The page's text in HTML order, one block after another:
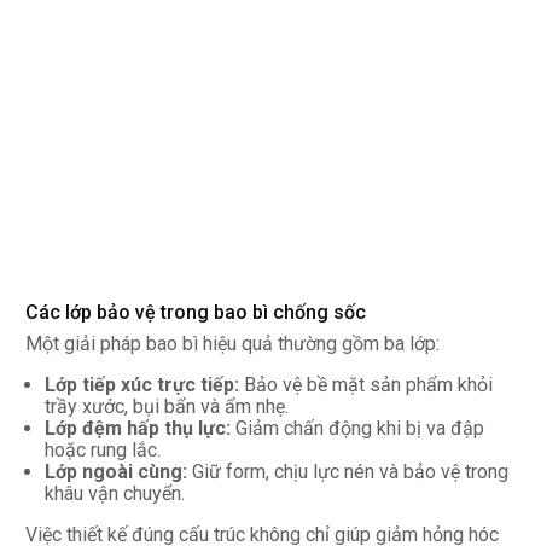
Các lớp bảo vệ trong bao bì chống sốc
Một giải pháp bao bì hiệu quả thường gồm ba lớp:
Lớp tiếp xúc trực tiếp: Bảo vệ bề mặt sản phẩm khỏi
trầy xước, bụi bẩn và ẩm nhẹ.
Lớp đệm hấp thụ lực: Giảm chấn động khi bị va đập
hoặc rung lắc.
Lớp ngoài cùng: Giữ form, chịu lực nén và bảo vệ trong
khâu vận chuyển.
Việc thiết kế đúng cấu trúc không chỉ giúp giảm hỏng hóc